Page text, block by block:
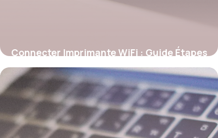
Connecter Imprimante WiFi : Guide Étapes
28 mai 2026